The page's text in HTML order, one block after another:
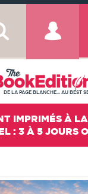
DE LA PAGE BLANCHE... AU BEST
IMPRIMÉS À
: 3 À 5 JOURS